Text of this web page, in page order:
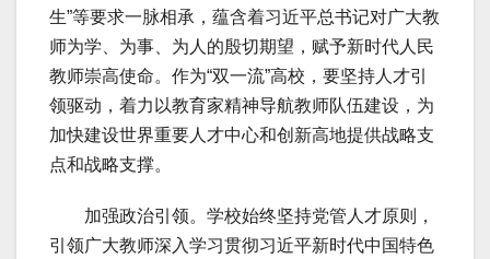
生”等要求一脉相承，蕴含着习近平总书记对广大教
师为学、为事、为人的殷切期望，赋予新时代人民
教师崇高使命。作为“双一流”高校，要坚持人才引
领驱动，着力以教育家精神导航教师队伍建设，为
加快建设世界重要人才中心和创新高地提供战略支
点和战略支撑。
加强政治引领。学校始终坚持党管人才原则，
引领广大教师深入学习贯彻习近平新时代中国特色